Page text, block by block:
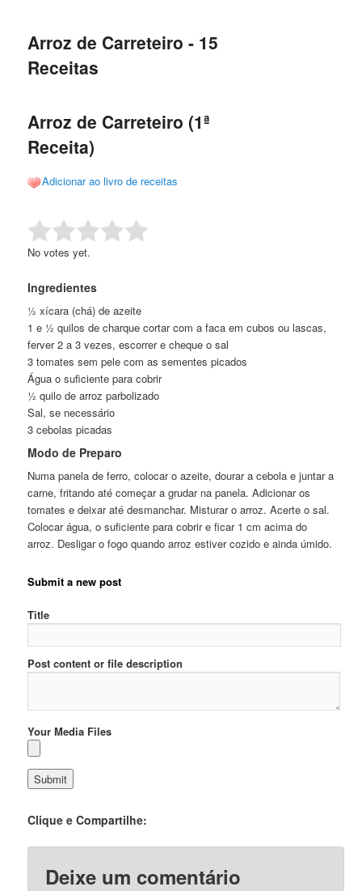
conteúdo
conteúdo
Arroz de Carreteiro - 15
Receitas
Arroz de Carreteiro (1ª
Receita)
Adicionar ao livro de receitas
Rate this item: Submit Rating
No votes yet.
Ingredientes
½ xícara (chá) de azeite
1 e ½ quilos de charque cortar com a faca em cubos ou lascas,
ferver 2 a 3 vezes, escorrer e cheque o sal
3 tomates sem pele com as sementes picados
Água o suficiente para cobrir
½ quilo de arroz parbolizado
Sal, se necessário
3 cebolas picadas
Modo de Preparo
Numa panela de ferro, colocar o azeite, dourar a cebola e juntar a
carne, fritando até começar a grudar na panela. Adicionar os
tomates e deixar até desmanchar. Misturar o arroz. Acerte o sal.
Colocar água, o suficiente para cobrir e ficar 1 cm acima do
arroz. Desligar o fogo quando arroz estiver cozido e ainda úmido.
Submit a new post
Title
Post content or file description
Your Media Files
Clique e Compartilhe:
Deixe um comentário